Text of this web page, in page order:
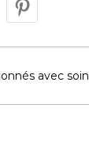
avec soin